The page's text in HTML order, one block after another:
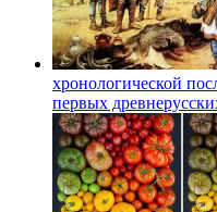
хронологической
первых